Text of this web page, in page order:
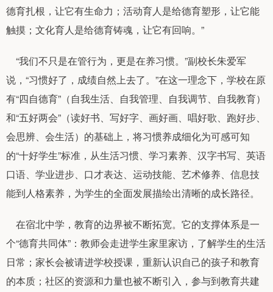
德育扎根，让它有生命力；活动育人是给德育塑形，让它能
触摸；文化育人是给德育铸魂，让它有回响。”
“我们不只是在管行为，更是在养习惯。”副校长朱爱军
说，“习惯好了，成绩自然上去了。”在这一理念下，学校在原
有“四自德育”（自我生活、自我管理、自我调节、自我教育）
和“五好两会”（读好书、写好字、画好画、唱好歌、跑好步、
会思辨、会生活）的基础上，将习惯养成细化为可感可知
的“十好学生”标准，从生活习惯、学习素养、汉字书写、英语
口语、学业进步、口才表达、运动技能、艺术修养、信息技
能到人格素养，为学生的全面发展描绘出清晰的成长路径。
在宿北中学，教育的边界被不断拓宽。它的支撑体系是一
个“德育共同体”：教师会走进学生家里家访，了解学生的生活
日常；家长会被请进学校授课，重新认识自己的孩子和教育
的本质；社区的资源和力量也被不断引入，参与到教育共建